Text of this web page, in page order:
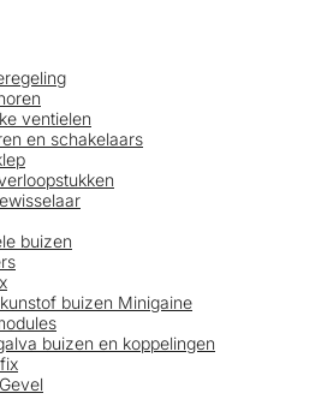
ventielen
en schakelaars
buizen
buizen Minigaine
buizen en koppelingen